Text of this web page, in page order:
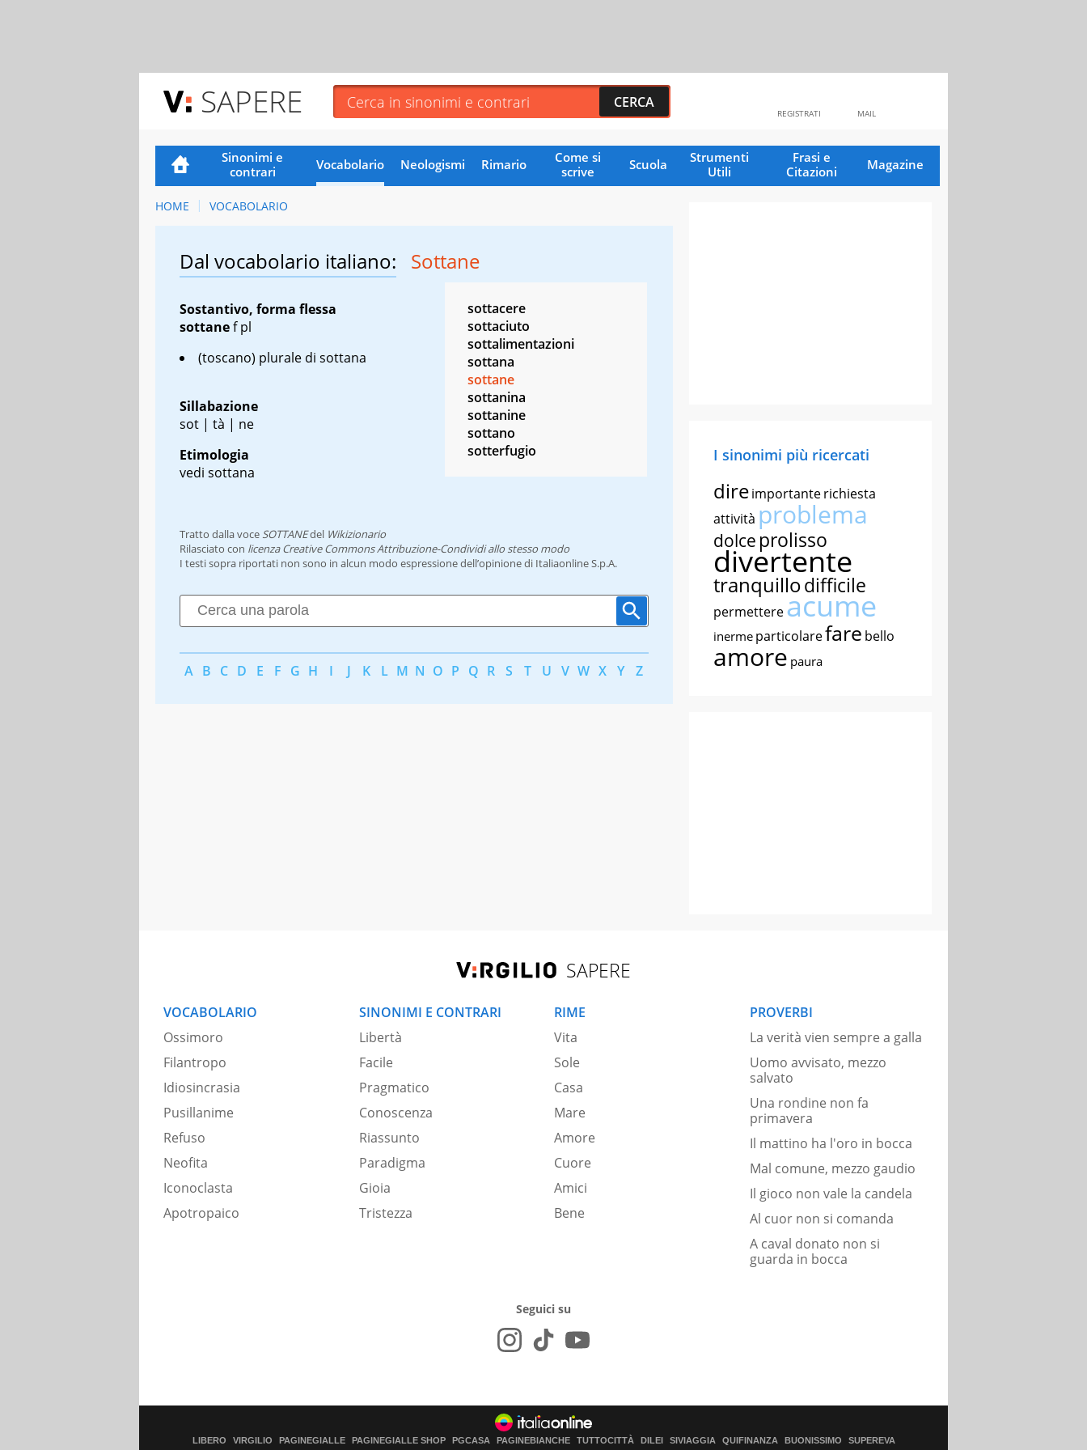
SAPERE MAIL
REGISTRATI
Sinonimi e
contrari
Vocabolario Neologismi Rimario
Come si
scrive
Scuola
Strumenti
Utili
Frasi e
Citazioni
Magazine
HOME VOCABOLARIO
Dal vocabolario italiano: Sottane
Sostantivo, forma flessa
sottanef pl
(toscano) plurale di sottana
Sillabazione
sot | tà | ne
Etimologia
vedi sottana
sottacere
sottaciuto
sottalimentazioni
sottana
sottane
sottanina
sottanine
sottano
sotterfugio
Tratto dalla voce SOTTANEdel Wikizionario
Rilasciato con licenza Creative Commons Attribuzione-Condividi allo stesso modo
I testi sopra riportati non sono in alcun modo espressione dell’opinione di Italiaonline S.p.A.
A B C D E F G H I J K L M N O P Q R S T U V W X Y Z
I sinonimi più ricercati
direimportanterichiesta
attività problema
dolce prolisso
divertente
tranquillodifficile
permettereacume
inerme particolarefare bello
amore paura
SAPERE
VOCABOLARIO
Ossimoro
Filantropo
Idiosincrasia
Pusillanime
Refuso
Neofita
Iconoclasta
Apotropaico
SINONIMI E CONTRARI
Libertà
Facile
Pragmatico
Conoscenza
Riassunto
Paradigma
Gioia
Tristezza
RIME
Vita
Sole
Casa
Mare
Amore
Cuore
Amici
Bene
PROVERBI
La verità vien sempre a galla
Uomo avvisato, mezzo
salvato
Una rondine non fa
primavera
Il mattino ha l'oro in bocca
Mal comune, mezzo gaudio
Il gioco non vale la candela
Al cuor non si comanda
A caval donato non si
guarda in bocca
Seguici su
LIBERO VIRGILIO PAGINEGIALLE PAGINEGIALLE SHOP PGCASA PAGINEBIANCHE TUTTOCITTÀ DILEI SIVIAGGIA QUIFINANZA BUONISSIMO SUPEREVA